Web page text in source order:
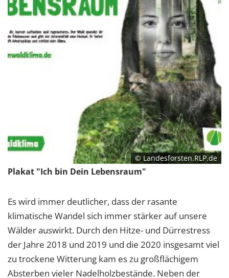
© Landesforsten.RLP.de
Plakat "Ich bin Dein Lebensraum"
Es wird immer deutlicher, dass der rasante
klimatische Wandel sich immer stärker auf unsere
Wälder auswirkt. Durch den Hitze- und Dürrestress
der Jahre 2018 und 2019 und die 2020 insgesamt viel
zu trockene Witterung kam es zu großflächigem
Absterben vieler Nadelholzbestände. Neben der